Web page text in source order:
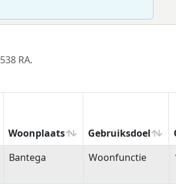
RA.
Woonplaats Gebruiksdoel
Woonplaats Gebruiksdoel
Bantega Woonfunctie